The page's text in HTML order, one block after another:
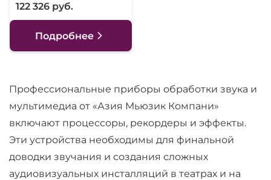
122 326 руб.
Подробнее
Профессиональные приборы обработки звука и
мультимедиа от «Азия Мьюзик Компани»
включают процессоры, рекордеры и эффекты.
Эти устройства необходимы для финальной
доводки звучания и создания сложных
аудиовизуальных инсталляций в театрах и на